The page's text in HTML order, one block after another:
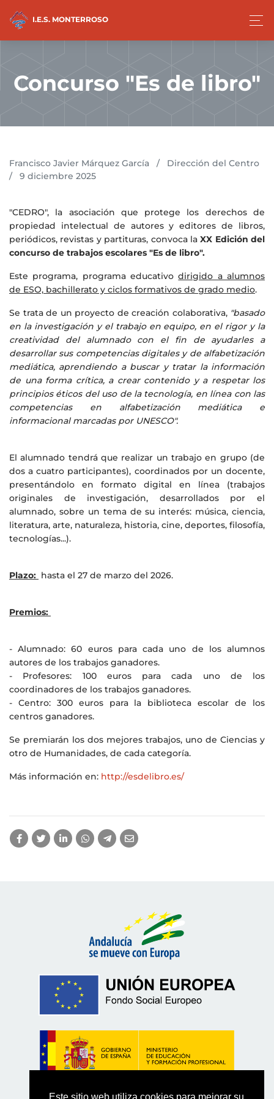
I.E.S. MONTERROSO
Concurso "Es de libro"
Francisco Javier Márquez García /
Dirección del Centro
/
9 diciembre 2025
"CEDRO", la asociación que protege los derechos de
propiedad intelectual de autores y editores de libros,
periódicos, revistas y partituras, convoca laXX Edición del
concurso de trabajos escolares "Es de libro".
Este programa, programa educativodirigido a alumnos
de ESO, bachillerato y ciclos formativos de grado medio.
Se trata de un proyecto de creación colaborativa, "basado
en la investigación y el trabajo en equipo, en el rigor y la
creatividad del alumnado con el fin de ayudarles a
desarrollar sus competencias digitales y de alfabetización
mediática, aprendiendo a buscar y tratar la información
de una forma crítica, a crear contenido y a respetar los
principios éticos del uso de la tecnología, en línea con las
competencias en alfabetización mediática e
informacional marcadas por UNESCO".
El alumnado tendrá que realizar un trabajo en grupo (de
dos a cuatro participantes), coordinados por un docente,
presentándolo en formato digital en línea (trabajos
originales de investigación, desarrollados por el
alumnado, sobre un tema de su interés: música, ciencia,
literatura, arte, naturaleza, historia, cine, deportes, filosofía,
tecnologías...).
Plazo: hasta el 27 de marzo del 2026.
Premios:
- Alumnado: 60 euros para cada uno de los alumnos
autores de los trabajos ganadores.
- Profesores: 100 euros para cada uno de los
coordinadores de los trabajos ganadores.
- Centro: 300 euros para la biblioteca escolar de los
centros ganadores.
Se premiarán los dos mejores trabajos, uno de Ciencias y
otro de Humanidades, de cada categoría.
Más información en: http://esdelibro.es/